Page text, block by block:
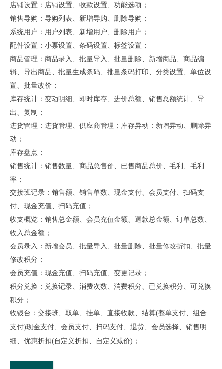
店铺设置：店铺设置、收款设置、功能选项；
销售导购：导购列表、新增导购、删除导购；
系统用户：用户列表、新增用户、删除用户；
配件设置：小票设置、条码设置、标签设置；
商品管理：商品录入、批量导入、批量删除、新增商品、商品编
辑、导出商品、批量生成条码、批量条码打印、分类设置、单位设
置、批量改价；
库存统计：变动明细、即时库存、进价总额、销售总额统计、导
出、复制；
进货管理：进货管理、供应商管理；库存异动：新增异动、删除异
动；
库存盘点；
销售统计：销售数量、商品总售价、已售商品总价、毛利、毛利
率；
交接班记录：销售额、销售单数、现金支付、会员支付、扫码支
付、现金充值、扫码充值；
收支概览：销售总金额、会员充值金额、退款总金额、订单总数、
收入总金额；
会员录入：新增会员、批量导入、批量删除、批量修改折扣、批量
修改积分；
会员充值：现金充值、扫码充值、变更记录；
积分兑换：兑换记录、消费次数、消费积分、已兑换积分、可兑换
积分；
收银台：交接班、取单、挂单、直接收款、结算(整单支付、组合
支付)现金支付、会员支付、扫码支付、退货、会员选择、销售明
细、优惠折扣(自定义折扣、自定义减价)；